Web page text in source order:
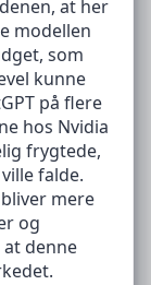
at her
modellen
som
kunne
på flere
hos Nvidia
frygtede,
falde.
mere
og
denne